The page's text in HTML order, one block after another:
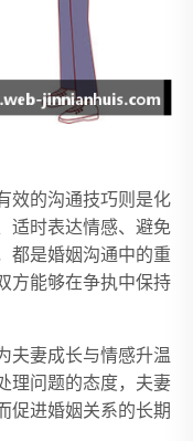
效的沟通技巧则是化
适时表达情感、避免
都是婚姻沟通中的重
方能够在争执中保持
夫妻成长与情感升温
理问题的态度，夫妻
促进婚姻关系的长期